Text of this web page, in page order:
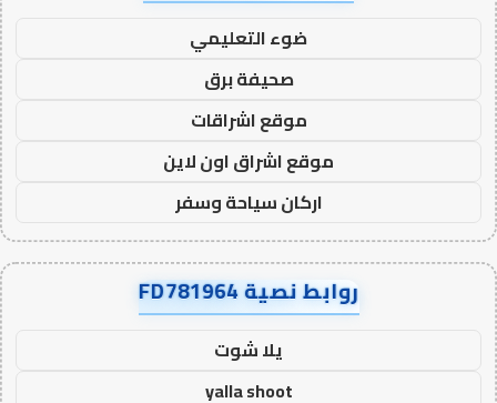
ضوء التعليمي
صحيفة برق
موقع اشراقات
موقع اشراق اون لاين
اركان سياحة وسفر
روابط نصية FD781964
يلا شوت
yalla shoot